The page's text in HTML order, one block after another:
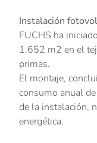
Instalación
FUCHS ha
1.652 m2 en el
primas.
El montaje,
consumo anual
de la instalación,
energética.